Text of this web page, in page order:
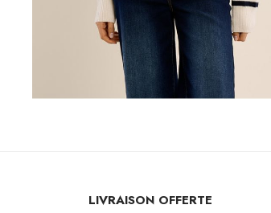
LIVRAISON OFFERTE